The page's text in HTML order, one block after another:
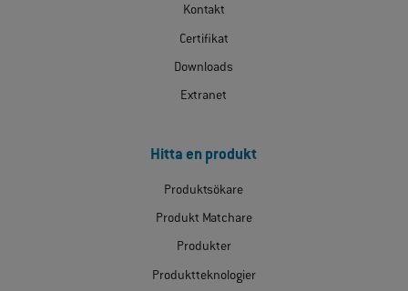
Kontakt
Certifikat
Downloads
Extranet
Hitta en produkt
Produktsökare
Produkt Matchare
Produkter
Produktteknologier